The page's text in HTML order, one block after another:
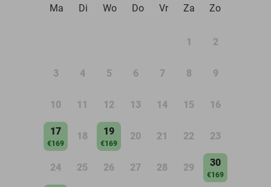
Ma
Di Wo Do Vr Za Zo
1 2
3 4 5 6 7 8 9
10 11 12 13 14 15 16
17
€169
18 19
€169
20 21 22 23
24 25 26 27 28 29 30
€169